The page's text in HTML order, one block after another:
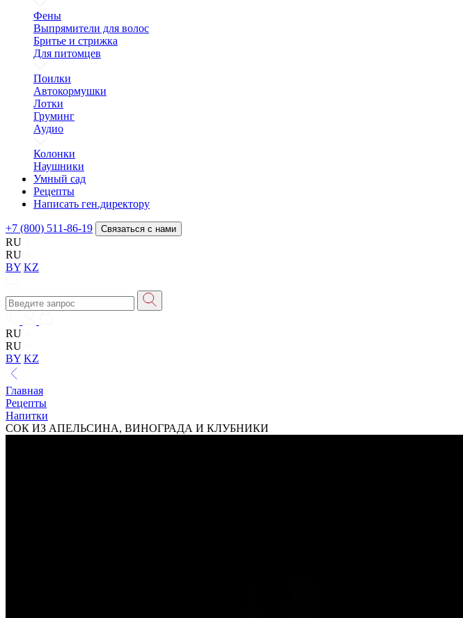
Фены
Выпрямители для волос
Бритье и стрижка
Для питомцев
Поилки
Автокормушки
Лотки
Груминг
Аудио
Колонки
Наушники
Умный сад
Рецепты
Написать ген.директору
+7 (800) 511-86-19 Связаться с нами
RU
RU
BY KZ
RU
RU
BY KZ
Главная
Рецепты
Напитки
СОК ИЗ АПЕЛЬСИНА, ВИНОГРАДА И КЛУБНИКИ